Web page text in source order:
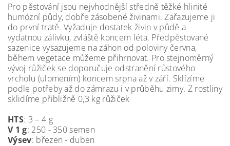
Pro pěstování jsou nejvhodnější středně těžké hlinité
humózní půdy, dobře zásobené živinami. Zařazujeme ji
do první tratě. Vyžaduje dostatek živin v půdě a
vydatnou zálivku, zvláště koncem léta. Předpěstované
sazenice vysazujeme na záhon od poloviny června,
během vegetace můžeme přihrnovat. Pro stejnoměrný
vývoj růžiček se doporučuje odstranění růstového
vrcholu (ulomením) koncem srpna až v září. Sklízíme
podle potřeby až do zámrazu i v průběhu zimy. Z rostliny
sklidíme přibližně 0,3 kg růžiček
HTS: 3 – 4 g
V 1 g: 250 - 350 semen
Výsev: březen - duben